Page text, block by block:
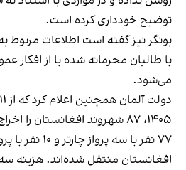
توضیح خودداری کرده است.
بونگر نیز گفته است اطلاعات مربوط
با طالبان محرمانه شده یا از افکار
می‌شود.
۱۴۰۵، ۸۷ شهروند افغانستان را
۷۷ نفر با سه پرواز
افغانستان منتقل شده‌اند. هزینه سه